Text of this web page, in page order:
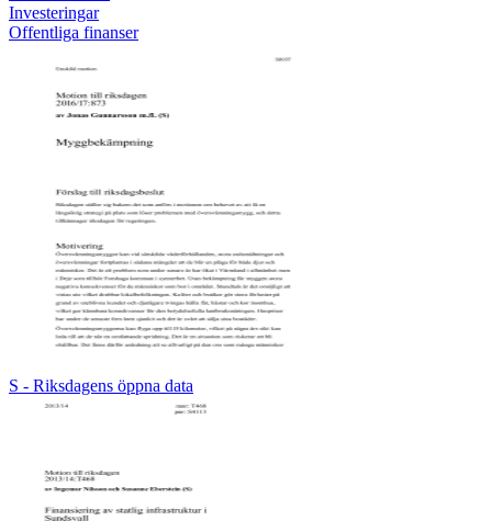
Investeringar
Offentliga finanser
S - Riksdagens öppna data